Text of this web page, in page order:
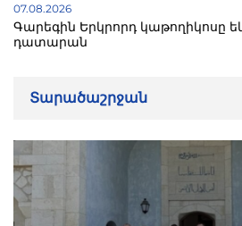
07.08.2026
Գարեգին Երկրորդ կաթողիկոսը
դատարան
Տարածաշրջան